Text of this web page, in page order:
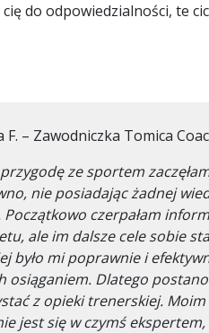
do odpowiedzialności, te
F. – Zawodniczka Tomica
ze sportem
nie posiadając żadnej
Początkowo czerpałam
ale im dalsze cele sobie
było mi poprawnie i
osiąganiem. Dlatego
z opieki trenerskiej.
jest się w czymś ekspertem,